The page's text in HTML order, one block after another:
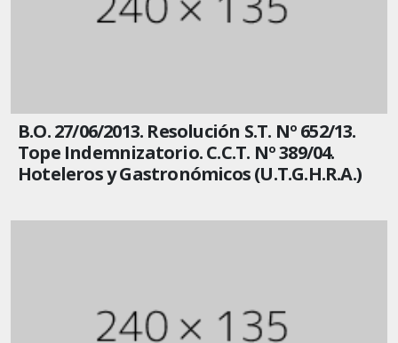
B.O. 27/06/2013. Resolución S.T. Nº 652/13.
Tope Indemnizatorio. C.C.T. Nº 389/04.
Hoteleros y Gastronómicos (U.T.G.H.R.A.)